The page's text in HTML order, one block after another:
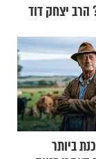
יצחק דוד
ביותר